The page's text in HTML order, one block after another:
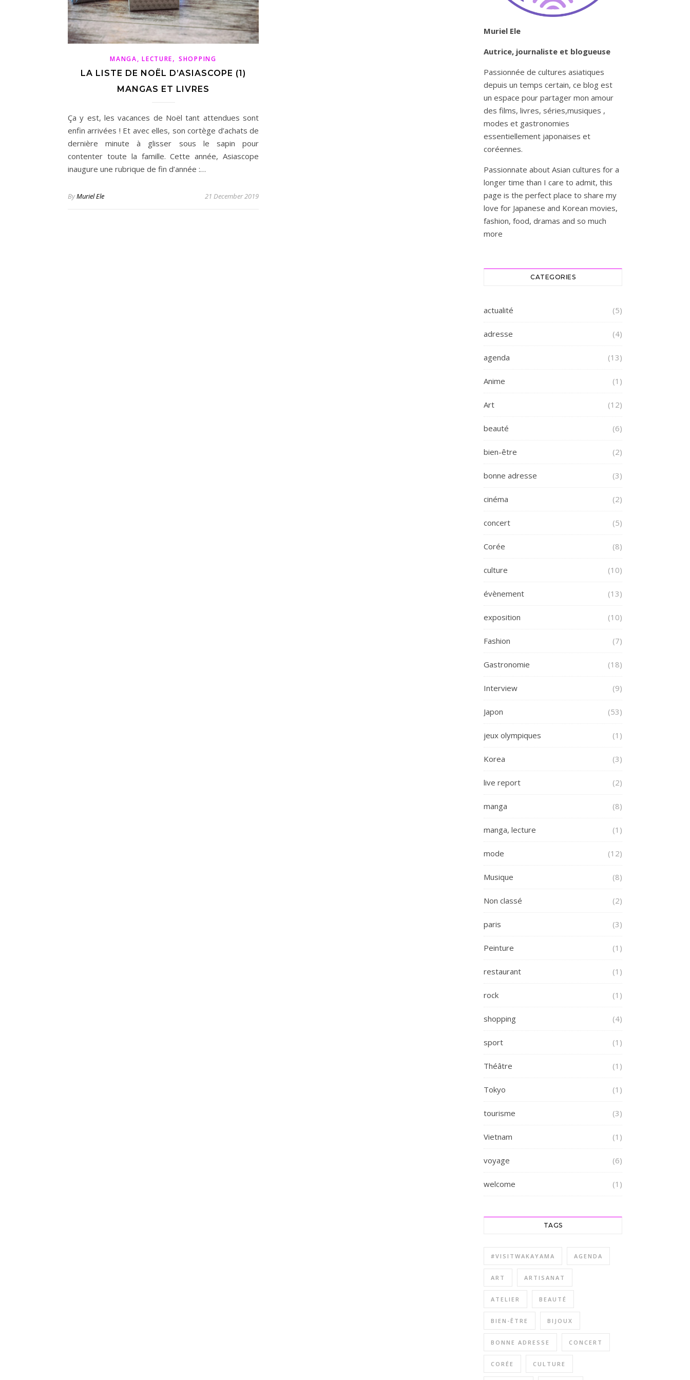
MANGA, LECTURE,SHOPPING
LA LISTE DE NOËL D’ASIASCOPE (1)
MANGAS ET LIVRES
Ça y est, les vacances de Noël tant attendues sont
enfin arrivées ! Et avec elles, son cortège d’achats de
dernière minute à glisser sous le sapin pour
contenter toute la famille. Cette année, Asiascope
inaugure une rubrique de fin d’année :…
ByMuriel Ele 21 December 2019
Muriel Ele
Autrice, journaliste et blogueuse
Passionnée de cultures asiatiques
depuis un temps certain, ce blog est
un espace pour partager mon amour
des films, livres, séries,musiques ,
modes et gastronomies
essentiellement japonaises et
coréennes.
Passionnate about Asian cultures for a
longer time than I care to admit, this
page is the perfect place to share my
love for Japanese and Korean movies,
fashion, food, dramas and so much
more
CATEGORIES
actualité (5)
adresse (4)
agenda (13)
Anime (1)
Art (12)
beauté (6)
bien-être (2)
bonne adresse (3)
cinéma (2)
concert (5)
Corée (8)
culture (10)
évènement (13)
exposition (10)
Fashion (7)
Gastronomie (18)
Interview (9)
Japon (53)
jeux olympiques (1)
Korea (3)
live report (2)
manga (8)
manga, lecture (1)
mode (12)
Musique (8)
Non classé (2)
paris (3)
Peinture (1)
restaurant (1)
rock (1)
shopping (4)
sport (1)
Théâtre (1)
Tokyo (1)
tourisme (3)
Vietnam (1)
voyage (6)
welcome (1)
TAGS
#VISITWAKAYAMA AGENDA
ART ARTISANAT
ATELIER BEAUTÉ
BIEN-ÊTRE BIJOUX
BONNE ADRESSE CONCERT
CORÉE CULTURE